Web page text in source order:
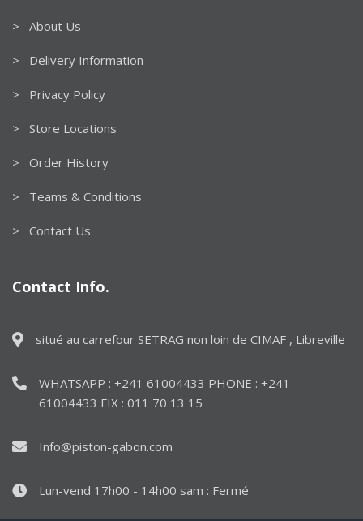
> About Us
> Delivery Information
> Privacy Policy
> Store Locations
> Order History
> Teams & Conditions
> Contact Us
Contact Info.
situé au carrefour SETRAG non loin de CIMAF , Libreville
WHATSAPP : +241 61004433 PHONE : +241
61004433 FIX : 011 70 13 15
Info@piston-gabon.com
Lun-vend 17h00 - 14h00 sam : Fermé